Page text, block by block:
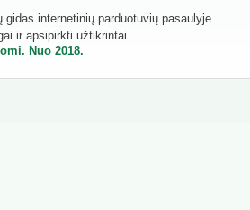
internetinių parduotuvių pasaulyje.
ir apsipirkti užtikrintai.
Nuo 2018.